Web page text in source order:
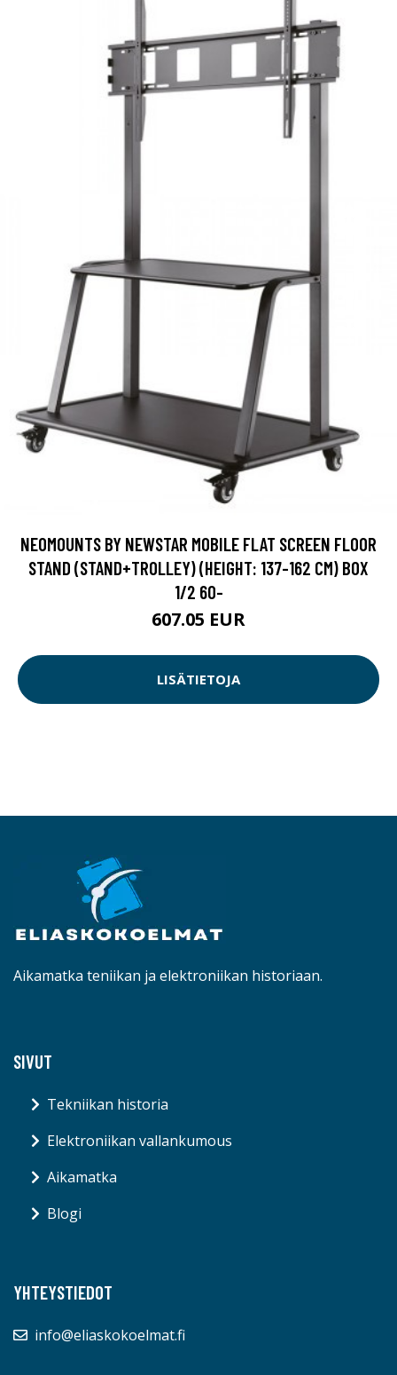
NEOMOUNTS BY NEWSTAR MOBILE FLAT SCREEN FLOOR
STAND (STAND+TROLLEY) (HEIGHT: 137-162 CM) BOX
1/2 60-
607.05 EUR
LISÄTIETOJA
Aikamatka teniikan ja elektroniikan historiaan.
SIVUT
Tekniikan historia
Elektroniikan vallankumous
Aikamatka
Blogi
YHTEYSTIEDOT
info@eliaskokoelmat.fi